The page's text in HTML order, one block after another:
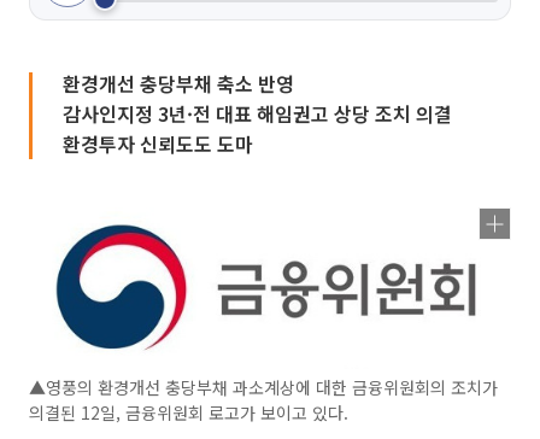
환경개선 충당부채 축소 반영
감사인지정 3년·전 대표 해임권고 상당 조치 의결
환경투자 신뢰도도 도마
▲영풍의 환경개선 충당부채 과소계상에 대한 금융위원회의 조치가
의결된 12일, 금융위원회 로고가 보이고 있다.